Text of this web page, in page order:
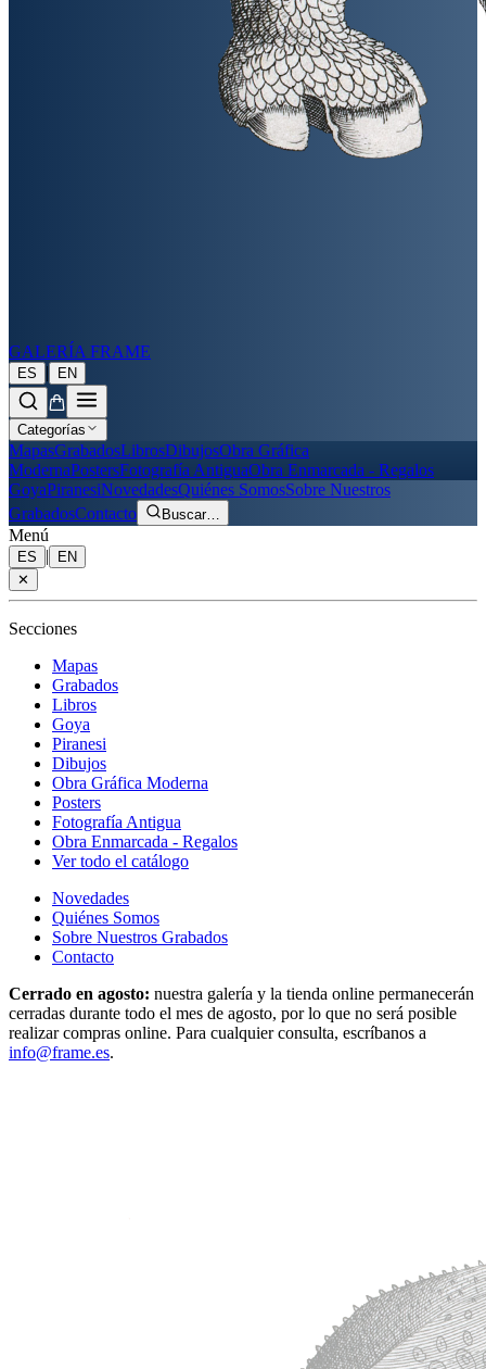
GALERÍA FRAME
ES | EN
Categorías
MapasGrabadosLibrosDibujosObra Gráfica
ModernaPostersFotografía AntiguaObra Enmarcada - Regalos
GoyaPiranesiNovedadesQuiénes SomosSobre Nuestros
GrabadosContacto Buscar…
Menú
ES |
EN
✕
Secciones
Mapas
Grabados
Libros
Goya
Piranesi
Dibujos
Obra Gráfica Moderna
Posters
Fotografía Antigua
Obra Enmarcada - Regalos
Ver todo el catálogo
Novedades
Quiénes Somos
Sobre Nuestros Grabados
Contacto
Cerrado en agosto: nuestra galería y la tienda online permanecerán
cerradas durante todo el mes de agosto, por lo que no será posible
realizar compras online. Para cualquier consulta, escríbanos a
info@frame.es.